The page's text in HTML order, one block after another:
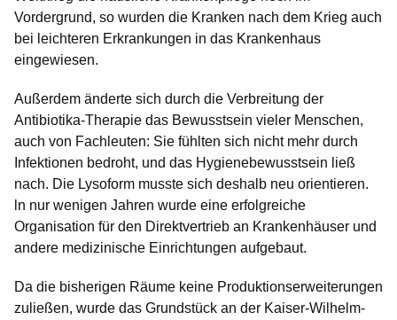
Vordergrund, so wurden die Kranken nach dem Krieg auch
bei leichteren Erkrankungen in das Krankenhaus
eingewiesen.
Außerdem änderte sich durch die Verbreitung der
Antibiotika-Therapie das Bewusstsein vieler Menschen,
auch von Fachleuten: Sie fühlten sich nicht mehr durch
Infektionen bedroht, und das Hygienebewusstsein ließ
nach. Die Lysoform musste sich deshalb neu orientieren.
ln nur wenigen Jahren wurde eine erfolgreiche
Organisation für den Direktvertrieb an Krankenhäuser und
andere medizinische Einrichtungen aufgebaut.
Da die bisherigen Räume keine Produktionserweiterungen
zuließen, wurde das Grundstück an der Kaiser-Wilhelm-